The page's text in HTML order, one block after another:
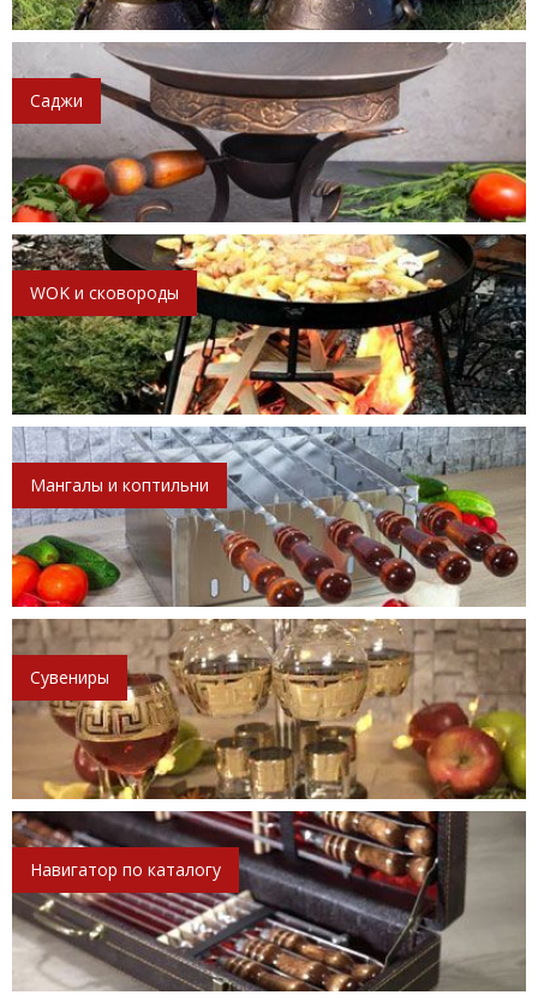
Саджи
WOK и сковороды
Мангалы и коптильни
Сувениры
Навигатор по каталогу